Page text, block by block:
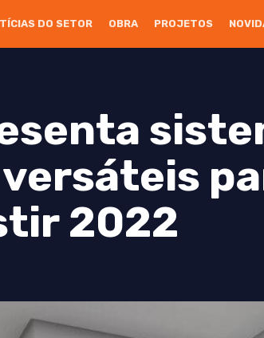
DO SETOR OBRA PROJETOS
2022